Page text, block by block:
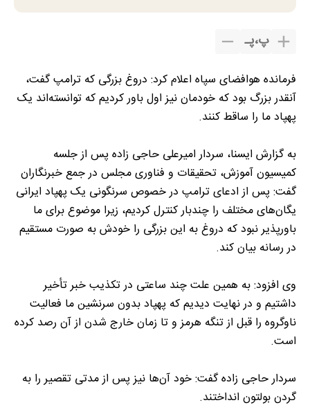
پ،پـ
فرمانده هوافضای سپاه اعلام کرد: دروغ بزرگی که ترامپ گفت،
آنقدر بزرگ بود که خودمان نیز اول باور کردیم که توانسته‌اند یک
پهپاد ما را ساقط کنند.
به گزارش ایسنا، سردار امیرعلی حاجی زاده پس از جلسه
کمیسیون آموزش، تحقیقات و فناوری مجلس در جمع خبرنگاران
گفت: پس از ادعای ترامپ در خصوص سرنگونی یک پهپاد ایرانی
یگان‌های مختلف را چندبار کنترل کردیم، زیرا موضوع برای ما
باورپذیر نبود که دروغ به این بزرگی را خودش به صورت مستقیم
در رسانه بیان کند.
وی افزود: به همین علت چند ساعتی در تکذیب خبر تأخیر
داشتیم و در نهایت دیدیم که پهپاد بدون سرنشین ما فعالیت
ناوگروه را قبل از تنگه هرمز و تا زمان خارج شدن از آن رصد کرده
است.
سردار حاجی زاده گفت: خود آن‌ها نیز پس از مدتی تقصیر را به
گردن بولتون انداختند.